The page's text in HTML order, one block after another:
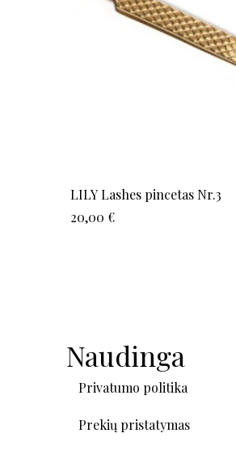
LILY Lashes pincetas Nr.3
20,00 €
Naudinga
Privatumo politika
Prekių pristatymas